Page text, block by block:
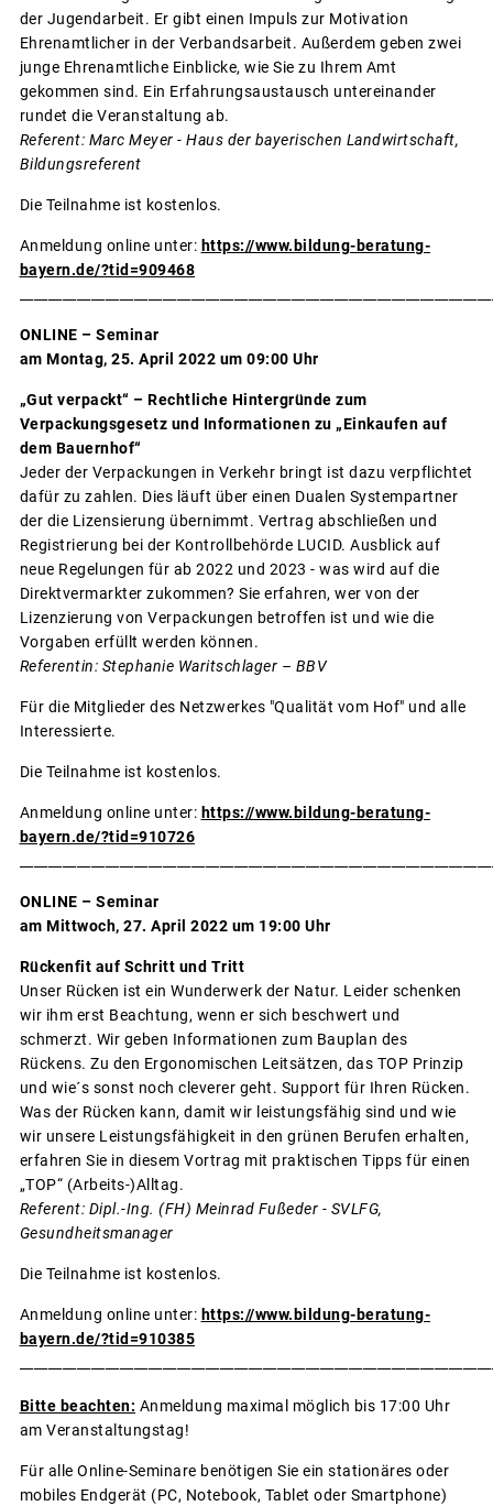
der Jugendarbeit. Er gibt einen Impuls zur Motivation
Ehrenamtlicher in der Verbandsarbeit. Außerdem geben zwei
junge Ehrenamtliche Einblicke, wie Sie zu Ihrem Amt
gekommen sind. Ein Erfahrungsaustausch untereinander
rundet die Veranstaltung ab.
Referent: Marc Meyer - Haus der bayerischen Landwirtschaft,
Bildungsreferent
Die Teilnahme ist kostenlos.
Anmeldung online unter: https://www.bildung-beratung-
bayern.de/?tid=909468
ONLINE – Seminar
am Montag, 25. April 2022 um 09:00 Uhr
„Gut verpackt“ – Rechtliche Hintergründe zum
Verpackungsgesetz und Informationen zu „Einkaufen auf
dem Bauernhof“
Jeder der Verpackungen in Verkehr bringt ist dazu verpflichtet
dafür zu zahlen. Dies läuft über einen Dualen Systempartner
der die Lizensierung übernimmt. Vertrag abschließen und
Registrierung bei der Kontrollbehörde LUCID. Ausblick auf
neue Regelungen für ab 2022 und 2023 - was wird auf die
Direktvermarkter zukommen? Sie erfahren, wer von der
Lizenzierung von Verpackungen betroffen ist und wie die
Vorgaben erfüllt werden können.
Referentin: Stephanie Waritschlager – BBV
Für die Mitglieder des Netzwerkes "Qualität vom Hof" und alle
Interessierte.
Die Teilnahme ist kostenlos.
Anmeldung online unter: https://www.bildung-beratung-
bayern.de/?tid=910726
ONLINE – Seminar
am Mittwoch, 27. April 2022 um 19:00 Uhr
Rückenfit auf Schritt und Tritt
Unser Rücken ist ein Wunderwerk der Natur. Leider schenken
wir ihm erst Beachtung, wenn er sich beschwert und
schmerzt. Wir geben Informationen zum Bauplan des
Rückens. Zu den Ergonomischen Leitsätzen, das TOP Prinzip
und wie´s sonst noch cleverer geht. Support für Ihren Rücken.
Was der Rücken kann, damit wir leistungsfähig sind und wie
wir unsere Leistungsfähigkeit in den grünen Berufen erhalten,
erfahren Sie in diesem Vortrag mit praktischen Tipps für einen
„TOP“ (Arbeits-)Alltag.
Referent: Dipl.-Ing. (FH) Meinrad Fußeder - SVLFG,
Gesundheitsmanager
Die Teilnahme ist kostenlos.
Anmeldung online unter: https://www.bildung-beratung-
bayern.de/?tid=910385
Bitte beachten: Anmeldung maximal möglich bis 17:00 Uhr
am Veranstaltungstag!
Für alle Online-Seminare benötigen Sie ein stationäres oder
mobiles Endgerät (PC, Notebook, Tablet oder Smartphone)